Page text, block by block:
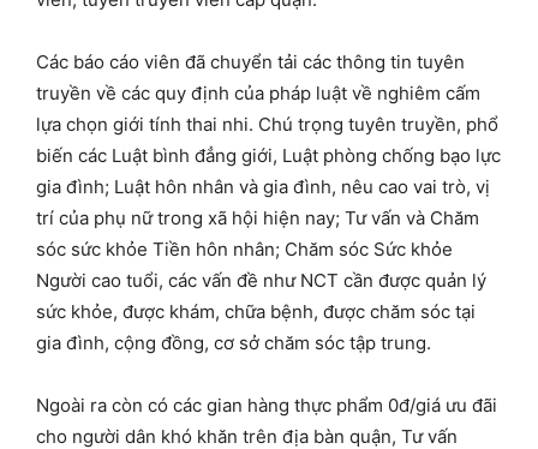
Các báo cáo viên đã chuyển tải các thông tin tuyên
truyền về các quy định của pháp luật về nghiêm cấm
lựa chọn giới tính thai nhi. Chú trọng tuyên truyền, phổ
biến các Luật bình đẳng giới, Luật phòng chống bạo lực
gia đình; Luật hôn nhân và gia đình, nêu cao vai trò, vị
trí của phụ nữ trong xã hội hiện nay; Tư vấn và Chăm
sóc sức khỏe Tiền hôn nhân; Chăm sóc Sức khỏe
Người cao tuổi, các vấn đề như NCT cần được quản lý
sức khỏe, được khám, chữa bệnh, được chăm sóc tại
gia đình, cộng đồng, cơ sở chăm sóc tập trung.
Ngoài ra còn có các gian hàng thực phẩm 0đ/giá ưu đãi
cho người dân khó khăn trên địa bàn quận, Tư vấn